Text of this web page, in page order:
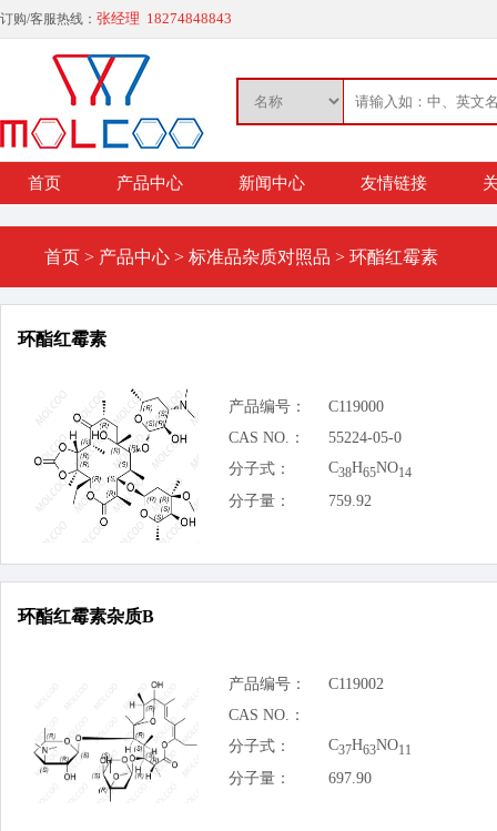
订购/客服热线： 张经理 18274848843
首页 产品中心 新闻中心 友情链接
首页 > 产品中心 > 标准品杂质对照品 > 环酯红霉素
环酯红霉素
产品编号：
C119000
CAS NO.：
55224-05-0
分子式：
C38H65NO14
分子量： 759.92
环酯红霉素杂质B
产品编号：
C119002
CAS NO.：
分子式：
C37H63NO11
分子量： 697.90